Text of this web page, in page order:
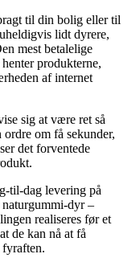
til din bolig eller til
lidt dyrere,
mest betalelige
produkterne,
af internet
sig at være ret så
om få sekunder,
det forventede
til-dag levering på
naturgummi-dyr –
realiseres før et
de kan nå at få
fyraften.